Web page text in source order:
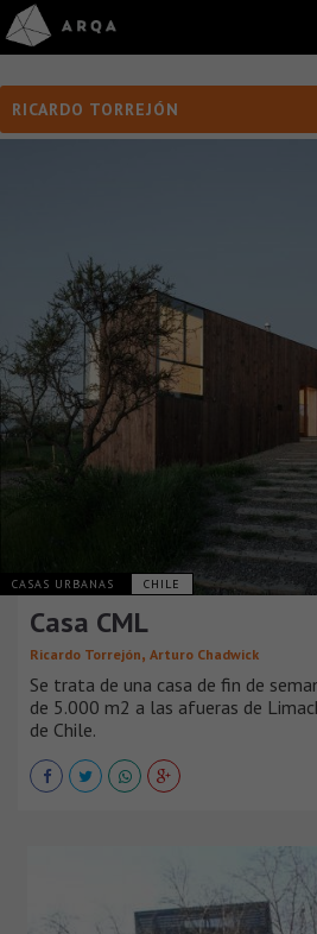
RICARDO TORREJÓN
CASAS URBANAS CHILE
Casa CML
Ricardo Torrejón, Arturo Chadwick
Se trata de una casa de fin de
de 5.000 m2 a las afueras de
de Chile.